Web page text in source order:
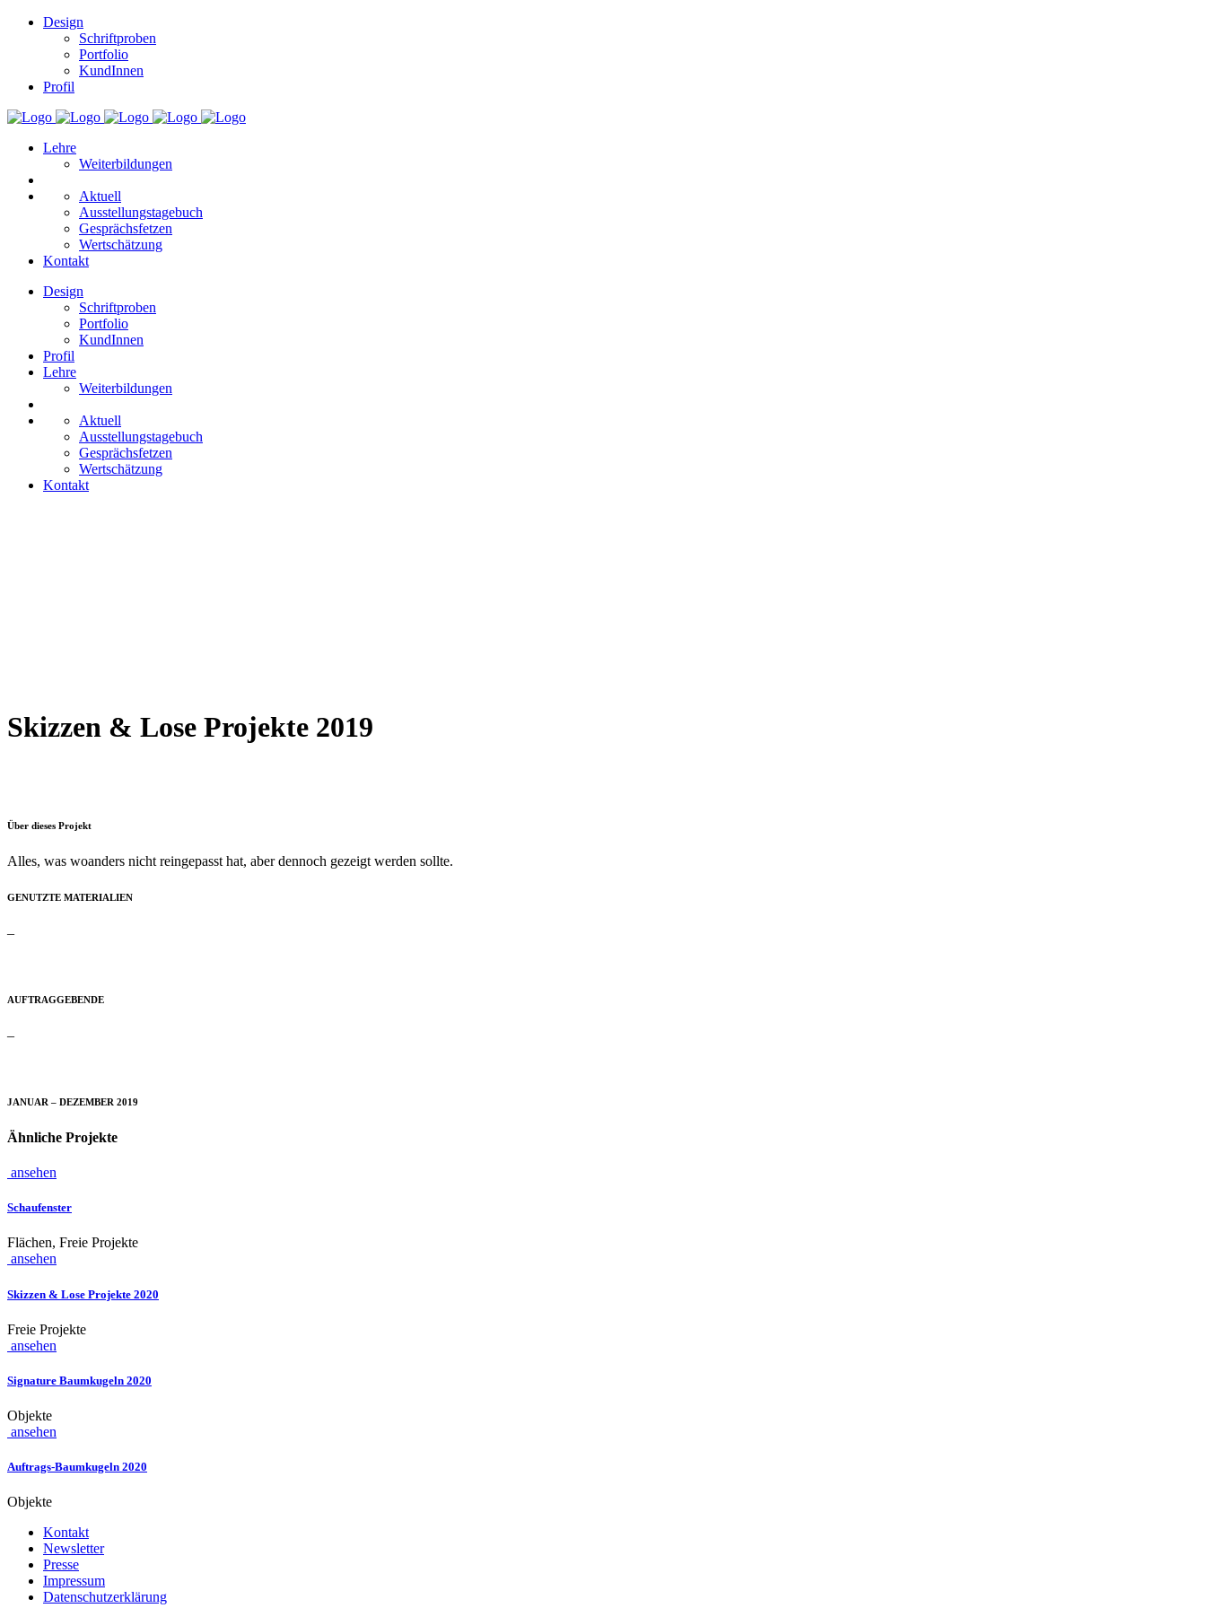
Design
Schriftproben
Portfolio
KundInnen
Profil
Lehre
Weiterbildungen
Aktuell
Ausstellungstagebuch
Gesprächsfetzen
Wertschätzung
Kontakt
Design
Schriftproben
Portfolio
KundInnen
Profil
Lehre
Weiterbildungen
Aktuell
Ausstellungstagebuch
Gesprächsfetzen
Wertschätzung
Kontakt
Skizzen & Lose Projekte 2019
Über dieses Projekt
Alles, was woanders nicht reingepasst hat, aber dennoch gezeigt werden sollte.
GENUTZTE MATERIALIEN
–
AUFTRAGGEBENDE
–
JANUAR – DEZEMBER 2019
Ähnliche Projekte
ansehen
Schaufenster
Flächen, Freie Projekte
ansehen
Skizzen & Lose Projekte 2020
Freie Projekte
ansehen
Signature Baumkugeln 2020
Objekte
ansehen
Auftrags-Baumkugeln 2020
Objekte
Kontakt
Newsletter
Presse
Impressum
Datenschutzerklärung